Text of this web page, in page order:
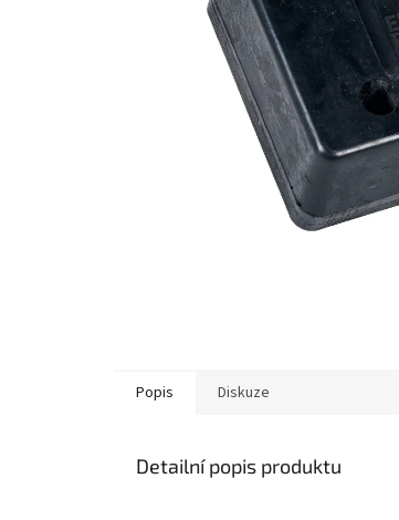
Popis Diskuze
Detailní popis produktu